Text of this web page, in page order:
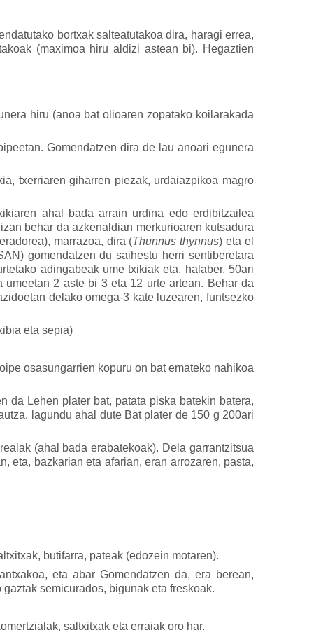
bortxak salteatutakoa dira, haragi errea,
(maximoa hiru aldizi astean bi). Hegaztien
hiru (anoa bat olioaren zopatako koilarakada
Gomendatzen dira de lau anoari egunera
txerriaren giharren piezak, urdaiazpikoa magro
ahal bada arrain urdina edo erdibitzailea
behar da azkenaldian merkurioaren kutsadura
marrazoa, dira (Thunnus thynnus) eta el
gomendatzen du saihestu herri sentiberetara
adingabeak ume txikiak eta, halaber, 50ari
2 aste bi 3 eta 12 urte artean. Behar da
delako omega-3 kate luzearen, funtsezko
eta sepia)
osasungarrien kopuru on bat emateko nahikoa
da Lehen plater bat, patata piska batekin batera,
lagundu ahal dute Bat plater de 150 g 200ari
(ahal bada erabatekoak). Dela garrantzitsua
eta, bazkarian eta afarian, eran arrozaren, pasta,
butifarra, pateak (edozein motaren).
eta abar Gomendatzen da, era berean,
gaztak semicurados, bigunak eta freskoak.
saltxitxak eta erraiak oro har.